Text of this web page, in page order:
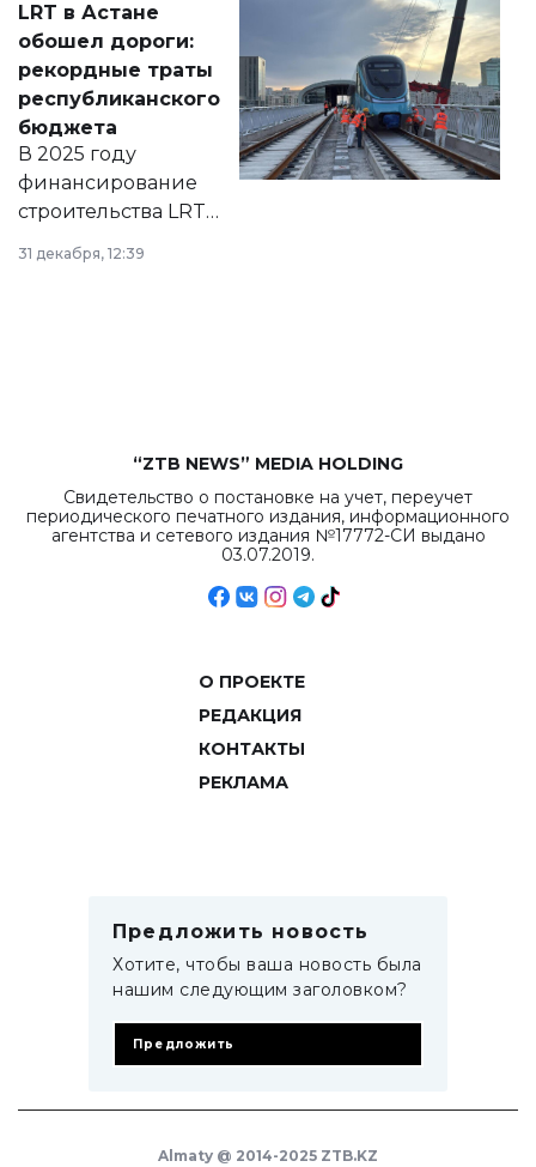
документ
появился в базе
нормативных
правовых актов и
на сайте маслихат
города.
LRT в Астане
обошел дороги:
рекордные траты
республиканского
бюджета
В 2025 году
финансирование
строительства LRT
в Астане из
республиканского
31 декабря, 12:39
“ZTB NEWS” MEDIA HOLDING
Свидетельство о постановке на учет, переучет
периодического печатного издания, информационного
агентства и сетевого издания №17772-СИ выдано
03.07.2019.
О ПРОЕКТЕ
РЕДАКЦИЯ
КОНТАКТЫ
РЕКЛАМА
Предложить новость
Хотите, чтобы ваша новость была
нашим следующим заголовком?
Предложить
Almaty @ 2014-2025 ZTB.KZ